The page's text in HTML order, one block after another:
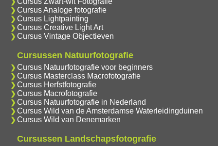
Cursus Analoge fotografie
Cursus Lightpainting
Cursus Creative Light Art
Cursus Vintage Objectieven
Cursussen Natuurfotografie
Cursus Natuurfotografie voor beginners
Cursus Masterclass Macrofotografie
Cursus Herfstfotografie
Cursus Macrofotografie
Cursus Natuurfotografie in Nederland
Cursus Wild van de Amsterdamse Waterleidingduinen
Cursus Wild van Denemarken
Cursussen Landschapsfotografie